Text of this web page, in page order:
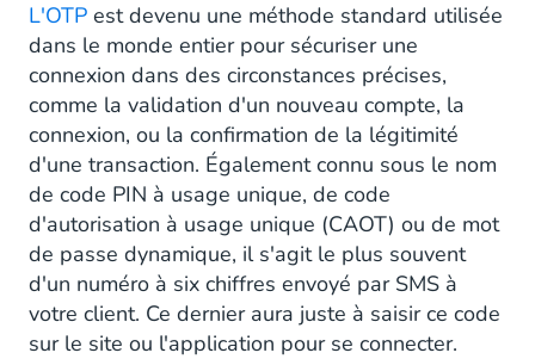
Pourquoi un One Time Password est-il sûr ?
Les OTP utilisent des pratiques éprouvées
Les facteurs de l'authentification 2FA
Génération du code OTP crypté
L'utilisation des OTP est limitée dans le
temps
Et les OTP sont à usage unique !
L'OTP est devenu une méthode standard utilisée
dans le monde entier pour sécuriser une
connexion dans des circonstances précises,
comme la validation d'un nouveau compte, la
connexion, ou la confirmation de la légitimité
d'une transaction. Également connu sous le nom
de code PIN à usage unique, de code
d'autorisation à usage unique (CAOT) ou de mot
de passe dynamique, il s'agit le plus souvent
d'un numéro à six chiffres envoyé par SMS à
votre client. Ce dernier aura juste à saisir ce code
sur le site ou l'application pour se connecter.